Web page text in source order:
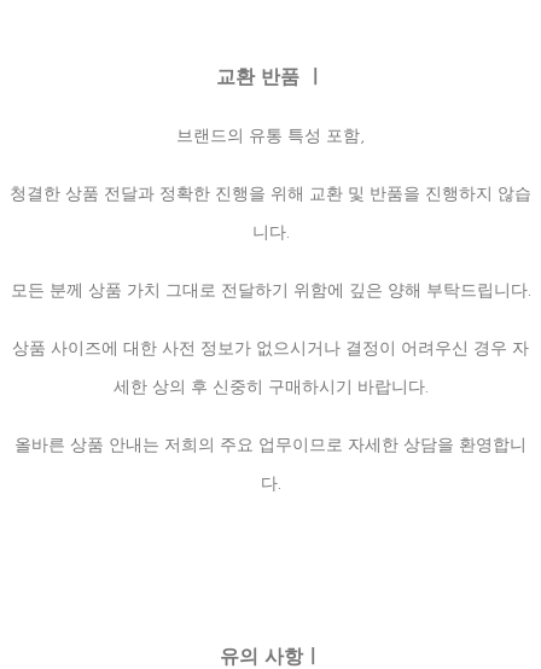
교환 반품 ㅣ
브랜드의 유통 특성 포함,
청결한 상품 전달과 정확한 진행을 위해 교환 및 반품을 진행하지 않습
니다.
모든 분께 상품 가치 그대로 전달하기 위함에 깊은 양해 부탁드립니다.
상품 사이즈에 대한 사전 정보가 없으시거나 결정이 어려우신 경우 자
세한 상의 후 신중히 구매하시기 바랍니다.
올바른 상품 안내는 저희의 주요 업무이므로 자세한 상담을 환영합니
다.
유의 사항ㅣ